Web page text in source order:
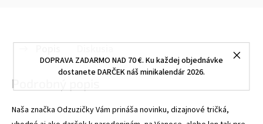
DOPRAVA ZADARMO NAD 70 €. Ku každej objednávke
dostanete DARČEK náš minikalendár 2026.
Podrobný popis
Naša značka Odzuzičky Vám prináša novinku, dizajnové tričká,